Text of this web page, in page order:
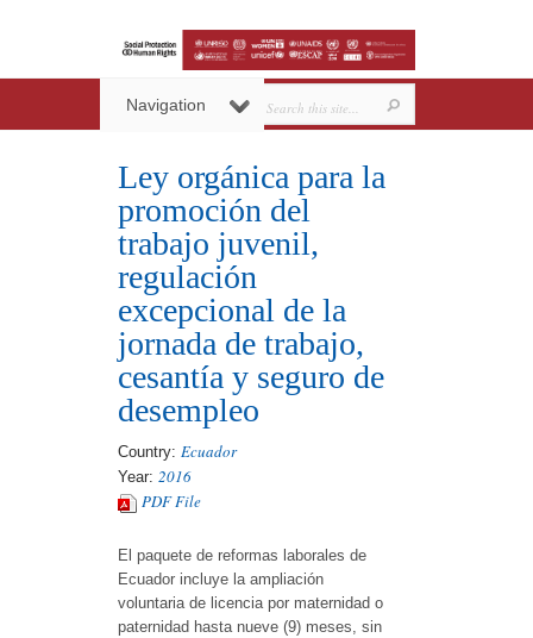
Navigation
Ley orgánica para la
promoción del
trabajo juvenil,
regulación
excepcional de la
jornada de trabajo,
cesantía y seguro de
desempleo
Country: Ecuador
Year: 2016
PDF File
El paquete de reformas laborales de
Ecuador incluye la ampliación
voluntaria de licencia por maternidad o
paternidad hasta nueve (9) meses, sin